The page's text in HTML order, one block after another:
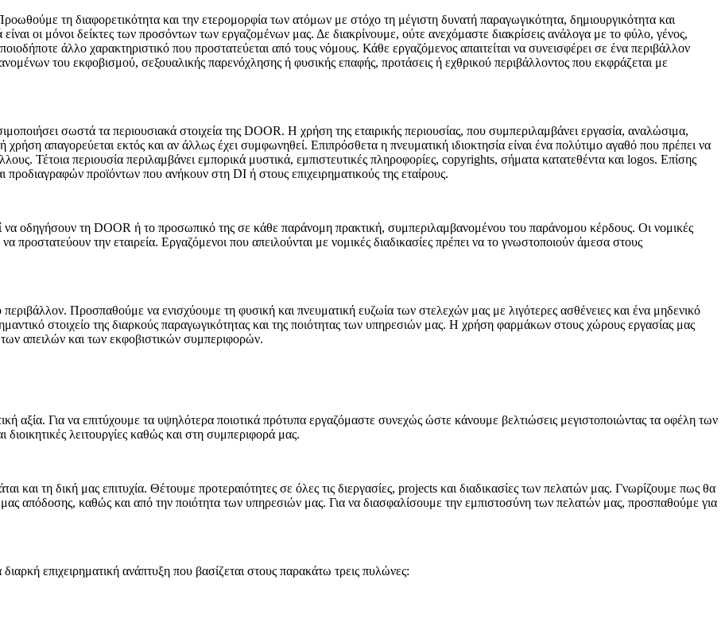
τη διαφορετικότητα και την ετερομορφία των ατόμων με στόχο τη μέγιστη δυνατή παραγωγικότητα, δημιουργικότητα και
οι μόνοι δείκτες των προσόντων των εργαζομένων μας. Δε διακρίνουμε, ούτε ανεχόμαστε διακρίσεις ανάλογα με το φύλο, γένος,
άλλο χαρακτηριστικό που προστατεύεται από τους νόμους. Κάθε εργαζόμενος απαιτείται να συνεισφέρει σε ένα περιβάλλον
του εκφοβισμού, σεξουαλικής παρενόχλησης ή φυσικής επαφής, προτάσεις ή εχθρικού περιβάλλοντος που εκφράζεται με
σωστά τα περιουσιακά στοιχεία της DOOR. Η χρήση της εταιρικής περιουσίας, που συμπεριλαμβάνει εργασία, αναλώσιμα,
χρήση απαγορεύεται εκτός και αν άλλως έχει συμφωνηθεί. Επιπρόσθετα η πνευματική ιδιοκτησία είναι ένα πολύτιμο αγαθό που πρέπει να
Τέτοια περιουσία περιλαμβάνει εμπορικά μυστικά, εμπιστευτικές πληροφορίες, copyrights, σήματα κατατεθέντα και logos. Επίσης
προδιαγραφών προϊόντων που ανήκουν στη DI ή στους επιχειρηματικούς της εταίρους.
να οδηγήσουν τη DOOR ή το προσωπικό της σε κάθε παράνομη πρακτική, συμπεριλαμβανομένου του παράνομου κέρδους. Οι νομικές
προστατεύουν την εταιρεία. Εργαζόμενοι που απειλούνται με νομικές διαδικασίες πρέπει να το γνωστοποιούν άμεσα στους
περιβάλλον. Προσπαθούμε να ενισχύουμε τη φυσική και πνευματική ευζωία των στελεχών μας με λιγότερες ασθένειες και ένα μηδενικό
στοιχείο της διαρκούς παραγωγικότητας και της ποιότητας των υπηρεσιών μας. Η χρήση φαρμάκων στους χώρους εργασίας μας
απειλών και των εκφοβιστικών συμπεριφορών.
αξία. Για να επιτύχουμε τα υψηλότερα ποιοτικά πρότυπα εργαζόμαστε συνεχώς ώστε κάνουμε βελτιώσεις μεγιστοποιώντας τα οφέλη των
λειτουργίες καθώς και στη συμπεριφορά μας.
και τη δική μας επιτυχία. Θέτουμε προτεραιότητες σε όλες τις διεργασίες, projects και διαδικασίες των πελατών μας. Γνωρίζουμε πως θα
μας απόδοσης, καθώς και από την ποιότητα των υπηρεσιών μας. Για να διασφαλίσουμε την εμπιστοσύνη των πελατών μας, προσπαθούμε για
επιχειρηματική ανάπτυξη που βασίζεται στους παρακάτω τρεις πυλώνες: